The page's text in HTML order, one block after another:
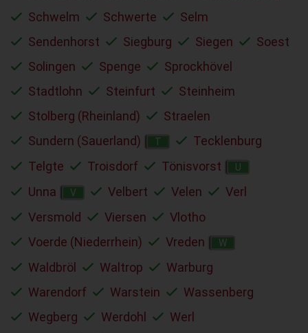
Schwelm
Schwerte
Selm
Sendenhorst
Siegburg Siegen
Soest
Solingen
Spenge
Sprockhövel
Stadtlohn
Steinfurt
Steinheim
Stolberg (Rheinland)
Straelen
Sundern (Sauerland)
T
Tecklenburg
Telgte
Troisdorf Tönisvorst U
Unna V Velbert Velen
Verl
Versmold
Viersen
Vlotho
Voerde (Niederrhein)
Vreden W
Waldbröl Waltrop
Warburg
Warendorf
Warstein
Wassenberg
Wegberg
Werdohl
Werl